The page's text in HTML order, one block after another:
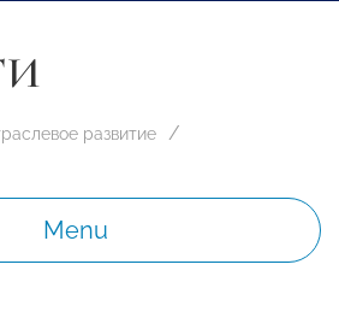
развитие
Menu